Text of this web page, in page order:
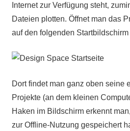
Internet zur Verfügung steht,
Dateien plotten. Öffnet man das
auf den folgenden Startbildschirm
Dort findet man ganz oben seine
Projekte (an dem kleinen
Haken im Bildschirm erkennt
zur Offline-Nutzung gespeichert